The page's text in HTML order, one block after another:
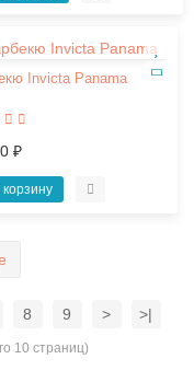
Invicta Panama
₽
корзину
8 9 > >|
10 страниц)